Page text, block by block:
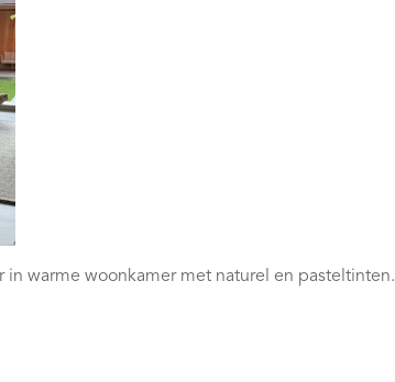
warme woonkamer met naturel en pasteltinten.